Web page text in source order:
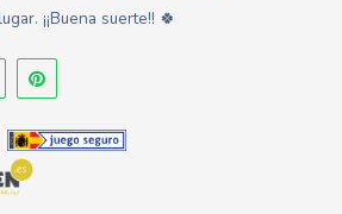
¡¡Buena suerte!! 🍀